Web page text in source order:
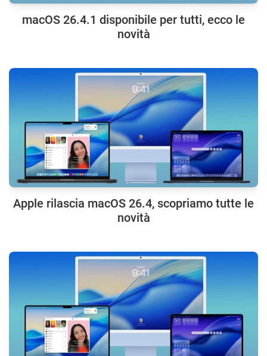
macOS 26.4.1 disponibile per tutti, ecco le
novità
Apple rilascia macOS 26.4, scopriamo tutte le
novità